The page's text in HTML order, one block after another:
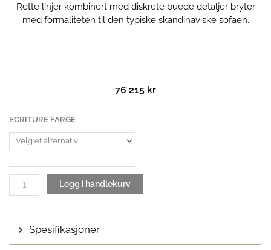
Rette linjer kombinert med diskrete buede detaljer bryter
med formaliteten til den typiske skandinaviske sofaen.
76 215 kr
ECRITURE FARGE
Calmo
5623
sofa
antall
Legg i handlekurv
Spesifikasjoner